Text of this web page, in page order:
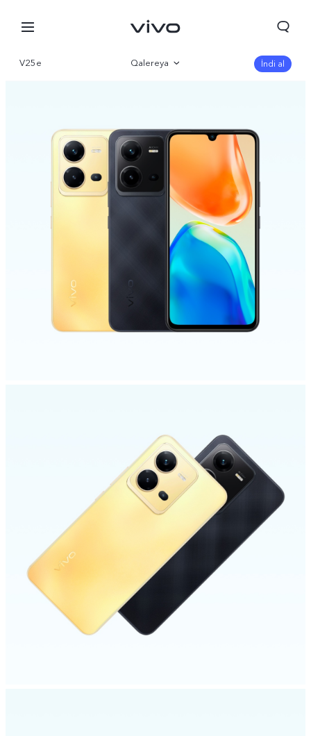
Azerbaijan(az) | Ölkə/region seçin
V25e Qalereya
Parametr
İndi al